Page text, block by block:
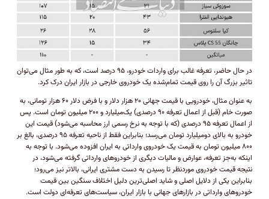
در حال حاضر، تعرفه غالب برای واردات خودرو، ۹۵ درصد است، که به طور مثال می‌توان
تاثیر بزرگ آن را روی قیمت تمام‌شده یک خودروی خارجی در بازار ایران درک کرد.
به عنوان مثال، خودرویی با قیمت جهانی ۲۰ هزار دلار و با فرض دلار ۶۰ هزار تومانی، به
صورت خام (قبل از اعمال تعرفه ۹۰ درصدی) یک‌میلیارد و ۲۰۰ میلیون تومان است. پس
از اعمال تعرفه ۹۵ درصدی (که با توجه به نرخ رسمی ارز محاسبه می‌شود) قیمت این
خودرو به بالای دومیلیارد تومان می‌رسد؛ بنابراین فقط از ناحیه تعرفه ۹۵ درصدی، بالغ بر
۸۰۰ میلیون تومان به قیمت یک خودروی وارداتی به ایران افزوده می‌شود. با توجه به
اینکه به‌جز تعرفه، عوارض و مالیات دیگری از خودرو‌های وارداتی گرفته می‌شود، در
نتیجه قیمت خودروی موردنظر تا رسیدن به دست مشتری ایرانی، بالاتر نیز می‌رود؛
بنابراین یکی از دلایل اصلی و شاید اصلی‌ترین دلیل اختلاف سنگین بین قیمت
خودرو‌های وارداتی در بازار‌های جهانی با بازار ایران، سیاست‌های تعرفه‌ای دولت است.